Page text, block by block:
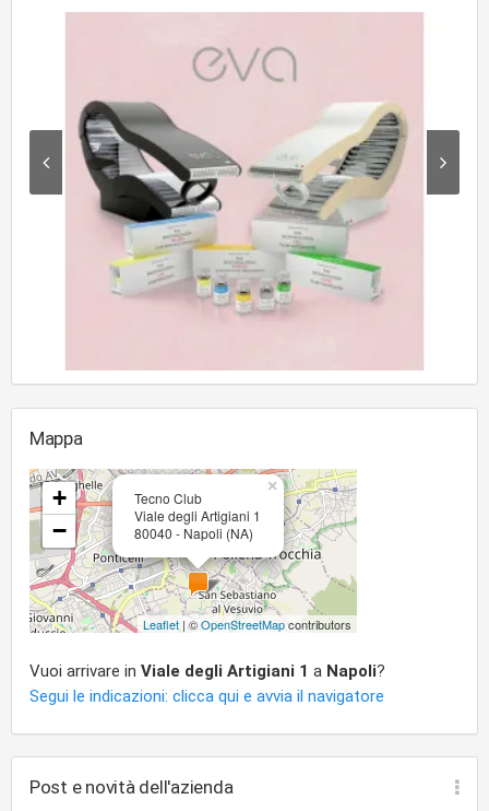
Mappa
Tecno Club
Viale degli Artigiani 1
80040 - Napoli (NA)
×
+
−
Leaflet | ©OpenStreetMapcontributors
Vuoi arrivare in Viale degli Artigiani 1 a Napoli?
Segui le indicazioni: clicca qui e avvia il navigatore
Post e novità dell'azienda